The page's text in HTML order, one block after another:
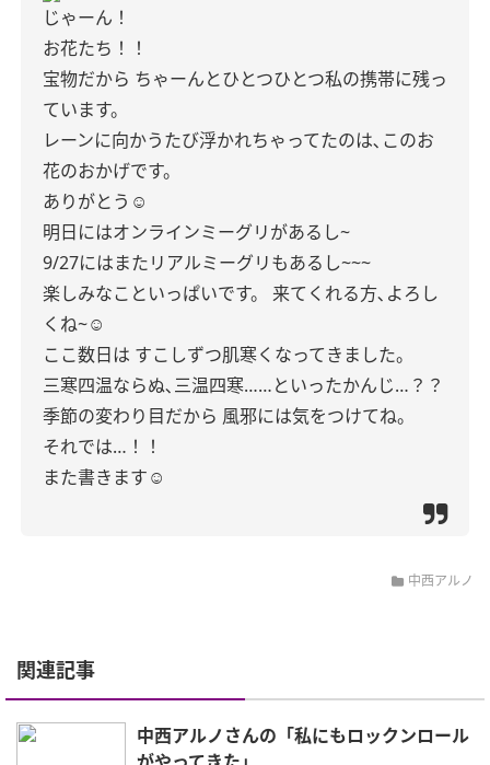
じゃーん！
お花たち！！
宝物だから ちゃーんとひとつひとつ私の携帯に残っ
ています。
レーンに向かうたび浮かれちゃってたのは､このお
花のおかげです。
ありがとう☺︎
明日にはオンラインミーグリがあるし~
9/27にはまたリアルミーグリもあるし~~~
楽しみなこといっぱいです。
来てくれる方､よろし
くね~☺︎
ここ数日は すこしずつ肌寒くなってきました。
三寒四温ならぬ､三温四寒……といったかんじ…？？
季節の変わり目だから 風邪には気をつけてね。
それでは…！！
また書きます☺︎
中西アルノ
関連記事
中西アルノさんの「私にもロックンロール